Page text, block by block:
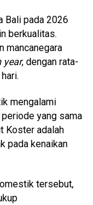
Bali pada 2026
berkualitas.
mancanegara
year, dengan rata-
mengalami
yang sama
Koster adalah
pada kenaikan
tersebut,